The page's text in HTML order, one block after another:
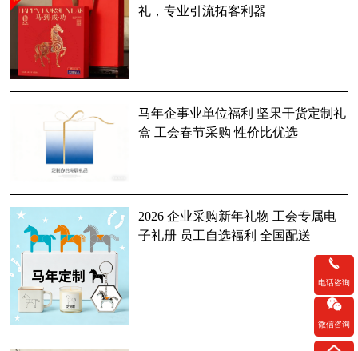
礼，专业引流拓客利器
马年企事业单位福利 坚果干货定制礼
盒 工会春节采购 性价比优选
2026 企业采购新年礼物 工会专属电
子礼册 员工自选福利 全国配送
电话咨询
微信咨询